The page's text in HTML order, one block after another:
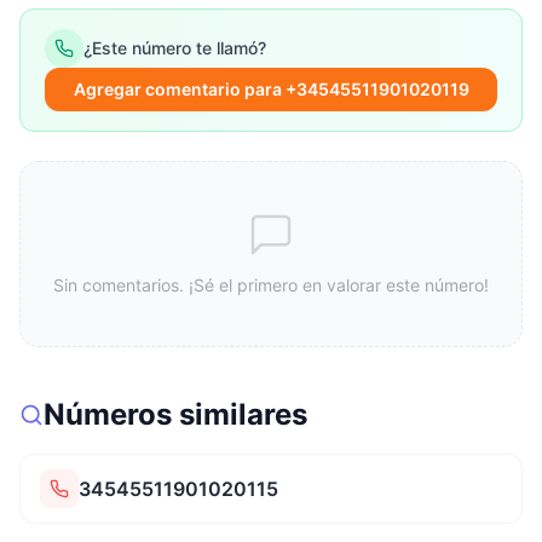
¿Este número te llamó?
Agregar comentario para +34545511901020119
Sin comentarios. ¡Sé el primero en valorar este número!
Números similares
34545511901020115